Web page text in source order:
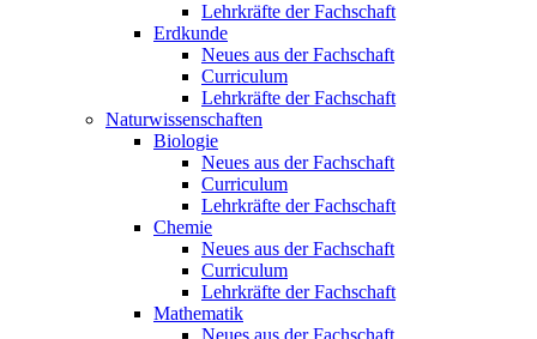
Lehrkräfte der Fachschaft
Erdkunde
Neues aus der Fachschaft
Curriculum
Lehrkräfte der Fachschaft
Naturwissenschaften
Biologie
Neues aus der Fachschaft
Curriculum
Lehrkräfte der Fachschaft
Chemie
Neues aus der Fachschaft
Curriculum
Lehrkräfte der Fachschaft
Mathematik
Neues aus der Fachschaft